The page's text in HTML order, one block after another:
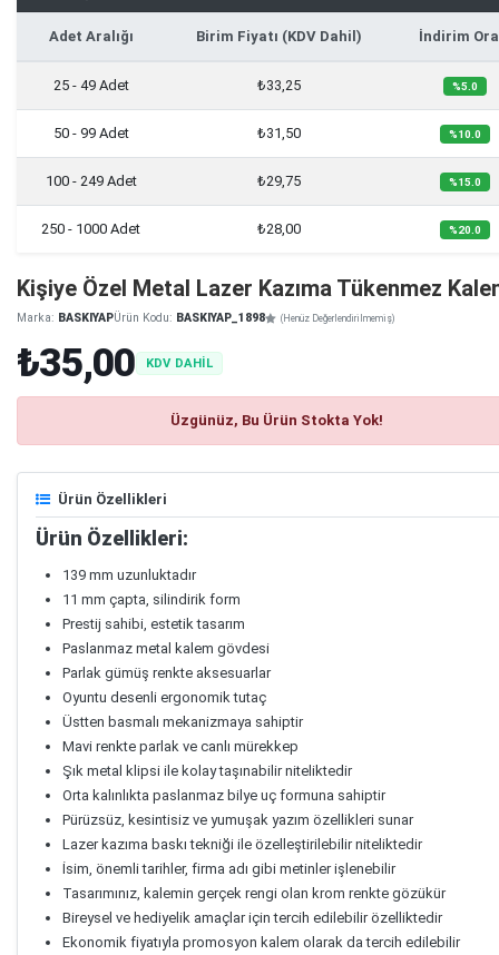
Adet Aralığı Birim Fiyatı (KDV Dahil) İndirim
25 - 49 Adet ₺33,25 %5.0
50 - 99 Adet ₺31,50 %10.0
100 - 249 Adet ₺29,75 %15.0
250 - 1000 Adet ₺28,00 %20.0
Kişiye Özel Metal Lazer Kazıma Tükenmez
Marka: BASKIYAPÜrün Kodu: BASKIYAP_1898 (Henüz Değerlendirilmemiş)
₺35,00 KDV DAHİL
Üzgünüz, Bu Ürün Stokta Yok!
Ürün Özellikleri
Ürün Özellikleri:
139 mm uzunluktadır
11 mm çapta, silindirik form
Prestij sahibi, estetik tasarım
Paslanmaz metal kalem gövdesi
Parlak gümüş renkte aksesuarlar
Oyuntu desenli ergonomik tutaç
Üstten basmalı mekanizmaya sahiptir
Mavi renkte parlak ve canlı mürekkep
Şık metal klipsi ile kolay taşınabilir niteliktedir
Orta kalınlıkta paslanmaz bilye uç formuna sahiptir
Pürüzsüz, kesintisiz ve yumuşak yazım özellikleri sunar
Lazer kazıma baskı tekniği ile özelleştirilebilir niteliktedir
İsim, önemli tarihler, firma adı gibi metinler işlenebilir
Tasarımınız, kalemin gerçek rengi olan krom renkte gözükür
Bireysel ve hediyelik amaçlar için tercih edilebilir özelliktedir
Ekonomik fiyatıyla promosyon kalem olarak da tercih edilebilir